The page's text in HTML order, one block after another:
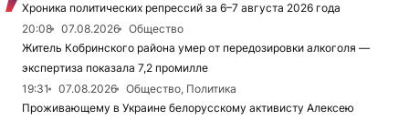
Хроника политических репрессий за 6–7 августа 2026 года
20:08
07.08.2026
Общество
Житель Кобринского района умер от передозировки алкоголя —
экспертиза показала 7,2 промилле
19:31
07.08.2026
Общество, Политика
Проживающему в Украине белорусскому активисту Алексею